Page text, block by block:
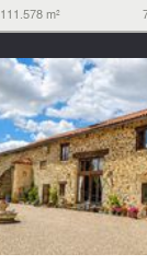
111.578 m²